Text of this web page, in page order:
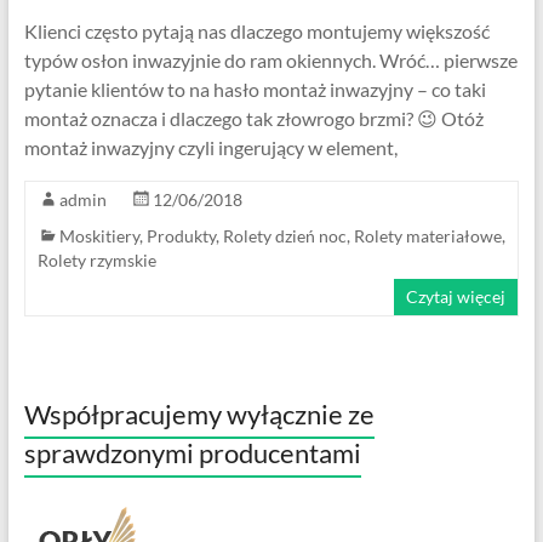
Klienci często pytają nas dlaczego montujemy większość
typów osłon inwazyjnie do ram okiennych. Wróć… pierwsze
pytanie klientów to na hasło montaż inwazyjny – co taki
montaż oznacza i dlaczego tak złowrogo brzmi? 😉 Otóż
montaż inwazyjny czyli ingerujący w element,
admin
12/06/2018
Moskitiery, Produkty, Rolety dzień noc, Rolety materiałowe,
Rolety rzymskie
Czytaj więcej
Współpracujemy wyłącznie ze
sprawdzonymi producentami